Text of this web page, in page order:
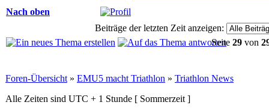
Nach oben
Beiträge der letzten Zeit anzeigen:
Seite 29 von
Foren-Übersicht » EMU5 macht Triathlon » Triathlon News
Alle Zeiten sind UTC + 1 Stunde [ Sommerzeit ]